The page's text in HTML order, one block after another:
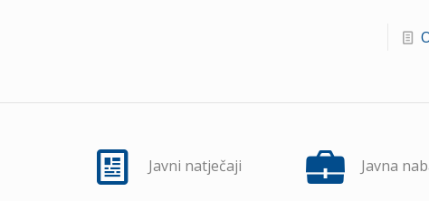
Javni natječaji Javna